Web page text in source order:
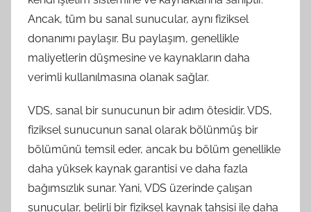
Ancak, tüm bu sanal sunucular, aynı fiziksel
donanımı paylaşır. Bu paylaşım, genellikle
maliyetlerin düşmesine ve kaynakların daha
verimli kullanılmasına olanak sağlar.
VDS, sanal bir sunucunun bir adım ötesidir. VDS,
fiziksel sunucunun sanal olarak bölünmüş bir
bölümünü temsil eder, ancak bu bölüm genellikle
daha yüksek kaynak garantisi ve daha fazla
bağımsızlık sunar. Yani, VDS üzerinde çalışan
sunucular, belirli bir fiziksel kaynak tahsisi ile daha